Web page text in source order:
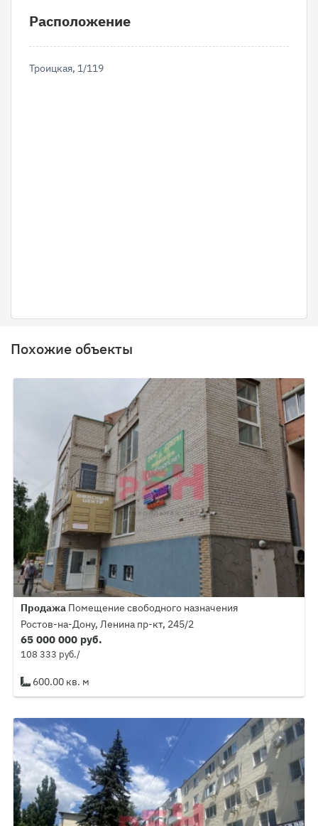
Расположение
Троицкая, 1/119
Похожие объекты
Продажа Помещение свободного назначения
Ростов-на-Дону, Ленина пр-кт, 245/2
65 000 000 руб.
108 333 руб./
600.00 кв. м